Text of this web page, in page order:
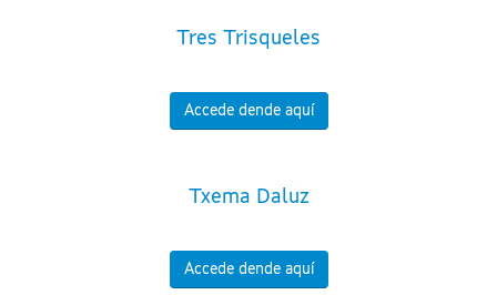
Tres Trisqueles
Accede dende aquí
Txema Daluz
Accede dende aquí